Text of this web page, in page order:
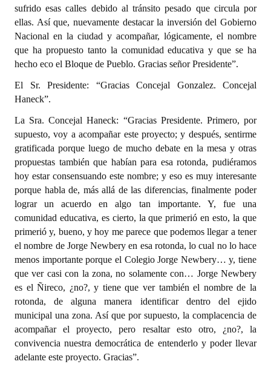
sufrido esas calles debido al tránsito pesado que circula por
ellas. Así que, nuevamente destacar la inversión del Gobierno
Nacional en la ciudad y acompañar, lógicamente, el nombre
que ha propuesto tanto la comunidad educativa y que se ha
hecho eco el Bloque de Pueblo. Gracias señor Presidente”.
El Sr. Presidente: “Gracias Concejal Gonzalez. Concejal
Haneck”.
La Sra. Concejal Haneck: “Gracias Presidente. Primero, por
supuesto, voy a acompañar este proyecto; y después, sentirme
gratificada porque luego de mucho debate en la mesa y otras
propuestas también que habían para esa rotonda, pudiéramos
hoy estar consensuando este nombre; y eso es muy interesante
porque habla de, más allá de las diferencias, finalmente poder
lograr un acuerdo en algo tan importante. Y, fue una
comunidad educativa, es cierto, la que primerió en esto, la que
primerió y, bueno, y hoy me parece que podemos llegar a tener
el nombre de Jorge Newbery en esa rotonda, lo cual no lo hace
menos importante porque el Colegio Jorge Newbery… y, tiene
que ver casi con la zona, no solamente con… Jorge Newbery
es el Ñireco, ¿no?, y tiene que ver también el nombre de la
rotonda, de alguna manera identificar dentro del ejido
municipal una zona. Así que por supuesto, la complacencia de
acompañar el proyecto, pero resaltar esto otro, ¿no?, la
convivencia nuestra democrática de entenderlo y poder llevar
adelante este proyecto. Gracias”.